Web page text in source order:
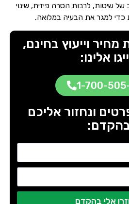
של שיטות, לרבות הסרה פיזית, שינוי
כדי למגר את הבעיה במלואה.
וייעוץ בחינם,
אלינו:
1-700-
ונחזור אליכם
אלי בהקדם